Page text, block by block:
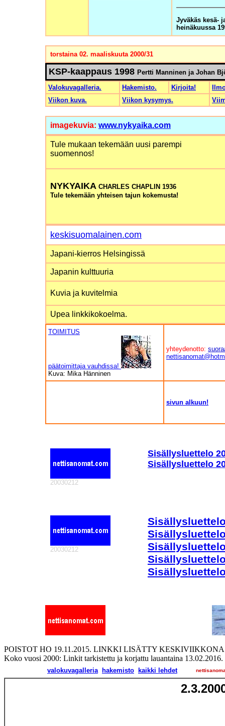
Jyväkäs kesä-
heinäkuussa
torstaina 02. maaliskuuta 2000/31
KSP-kaappaus 1998 Pertti Manninen ja Johan
Valokuvagalleria.
Hakemisto. Kirjoita!
Viikon kuva.
Viikon kysymys.
imagekuvia: www.nykyaika.com
Tule mukaan tekemään uusi parempi
suomennos!
NYKYAIKA CHARLES CHAPLIN 1936
Tule tekemään yhteisen tajun kokemusta!
keskisuomalainen.com
Japani-kierros Helsingissä
Japanin kulttuuria
Kuvia ja kuvitelmia
Upea linkkikokoelma.
TOIMITUS
päätoimittaja vauhdissa!
Kuva: Mika Hänninen
yhteydenotto:
sivun alkuun!
20030212
Sisällysluettelo
Sisällysluettelo
20030212
POISTOT HO 19.11.2015. LINKKI LISÄTTY KESKIVIIKKONA
Koko vuosi 2000: Linkit tarkistettu ja korjattu lauantaina
valokuvagalleria hakemisto kaikki lehdet
2.3